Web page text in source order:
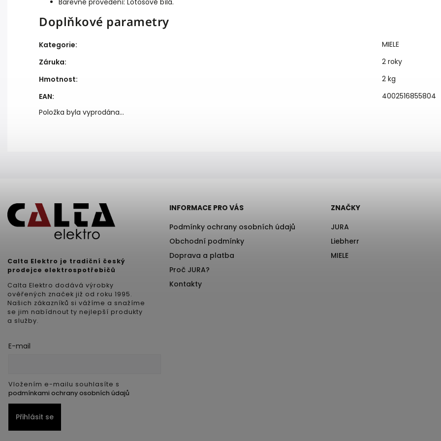
Barevné provedení: Lotosově bílá.
Doplňkové parametry
Kategorie:
MIELE
Záruka:
2 roky
Hmotnost:
2 kg
EAN:
4002516855804
Položka byla vyprodána…
Calta Elektro je tradiční český
prodejce elektrospotřebičů
Calta Elektro dodává výrobky
ověřených značek již od roku 1995.
Našich zákazníků si vážíme a snažíme
se jim nabídnout ty nejlepší produkty
a služby.
INFORMACE PRO VÁS
Podmínky ochrany osobních údajů
Obchodní podmínky
Doprava a platba
Proč JURA?
Kontakty
ZNAČKY
JURA
Liebherr
MIELE
E-mail
Vložením e-mailu souhlasíte s
podmínkami ochrany osobních údajů
Přihlásit se